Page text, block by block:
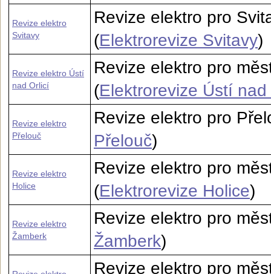
Revize elektro
Svitavy
Revize elektro pro
(Elektrorevize Svitavy)
Revize elektro Ústí
nad Orlicí
Revize elektro pro
(Elektrorevize Ústí
Revize elektro
Přelouč
Revize elektro pro
Přelouč)
Revize elektro
Holice
Revize elektro pro
(Elektrorevize Holice)
Revize elektro
Žamberk
Revize elektro pro
Žamberk)
Revize elektro pro